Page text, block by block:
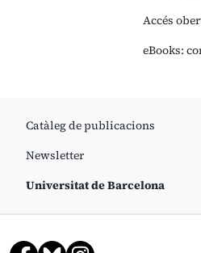
Accés
eBooks:
Catàleg de publicacions
Newsletter
Universitat de Barcelona